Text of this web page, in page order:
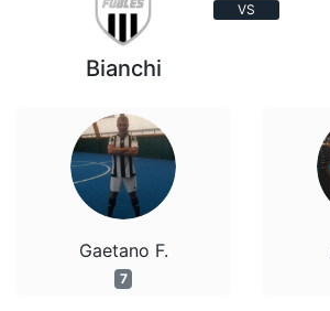
VS
Bianchi
Gaetano F.
7